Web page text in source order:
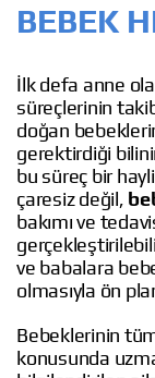
BEBEK
İlk defa anne
süreçlerinin
doğan
gerektirdiği
bu süreç bir
çaresiz değil,
bakımı ve
ve babalara
olmasıyla ön
Bebeklerinin tüm
konusunda